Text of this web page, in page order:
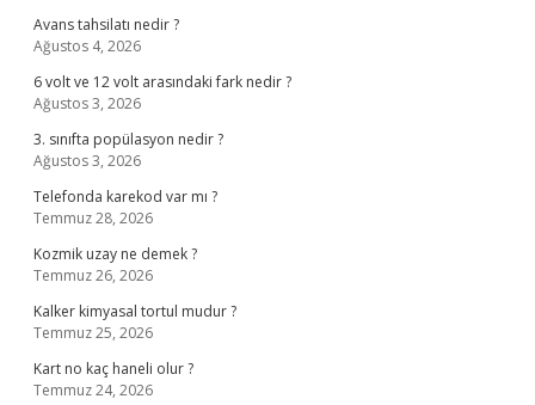
Avans tahsilatı nedir ?
Ağustos 4, 2026
6 volt ve 12 volt arasındaki fark nedir ?
Ağustos 3, 2026
3. sınıfta popülasyon nedir ?
Ağustos 3, 2026
Telefonda karekod var mı ?
Temmuz 28, 2026
Kozmik uzay ne demek ?
Temmuz 26, 2026
Kalker kimyasal tortul mudur ?
Temmuz 25, 2026
Kart no kaç haneli olur ?
Temmuz 24, 2026